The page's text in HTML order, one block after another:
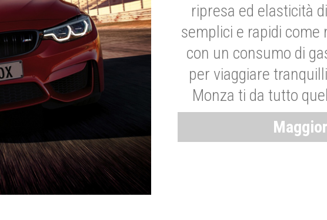
ripresa ed elasticità
semplici e rapidi come
con un consumo di
per viaggiare
Monza ti da tutto